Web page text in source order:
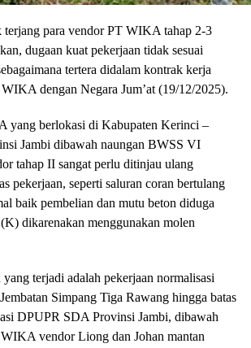
para vendor PT WIKA tahap 2-3
dugaan kuat pekerjaan tidak sesuai
tertera didalam kontrak kerja
dengan Negara Jum’at (19/12/2025).
yang berlokasi di Kabupaten Kerinci –
Jambi dibawah naungan BWSS VI
tahap II sangat perlu ditinjau ulang
pekerjaan, seperti saluran coran bertulang
baik pembelian dan mutu beton diduga
dikarenakan menggunakan molen
terjadi adalah pekerjaan normalisasi
Simpang Tiga Rawang hingga batas
DPUPR SDA Provinsi Jambi, dibawah
vendor Liong dan Johan mantan